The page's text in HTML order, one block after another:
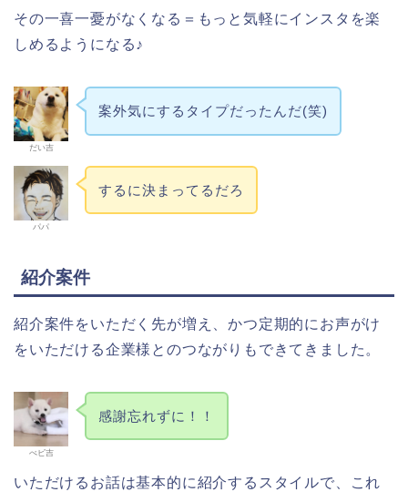
その一喜一憂がなくなる＝もっと気軽にインスタを楽
しめるようになる♪
だい吉
案外気にするタイプだったんだ(笑)
パパ
するに決まってるだろ
紹介案件
紹介案件をいただく先が増え、かつ定期的にお声がけ
をいただける企業様とのつながりもできてきました。
べビ吉
感謝忘れずに！！
いただけるお話は基本的に紹介するスタイルで、これ